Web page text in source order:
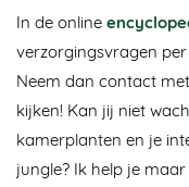
In de online
verzorgingsvragen
Neem dan contact
kijken! Kan jij niet
kamerplanten en je
jungle? Ik help je